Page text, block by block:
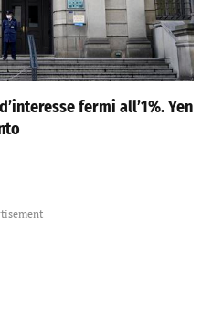
fermi all’1%. Yen